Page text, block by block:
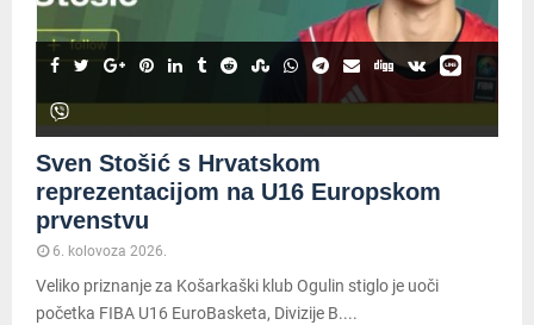
Sven Stošić s Hrvatskom
reprezentacijom na U16 Europskom
prvenstvu
6. kolovoza 2026.
Veliko priznanje za Košarkaški klub Ogulin stiglo je uoči
početka FIBA U16 EuroBasketa, Divizije B....